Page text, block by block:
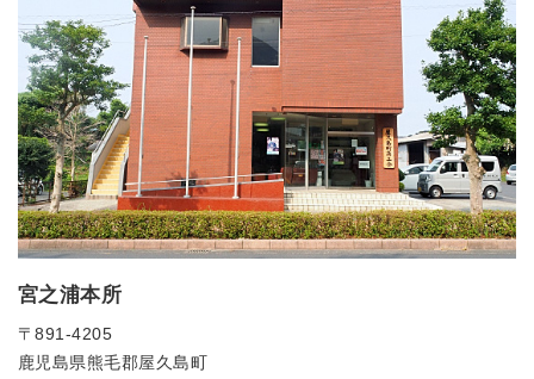
宮之浦本所
〒891-4205
鹿児島県熊毛郡屋久島町